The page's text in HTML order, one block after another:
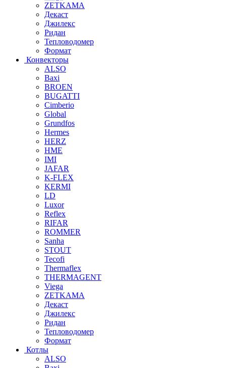
ZETKAMA
Декаст
Джилекс
Ридан
Тепловодомер
Формат
Конвекторы
ALSO
Baxi
BROEN
BUGATTI
Cimberio
Global
Grundfos
Hermes
HERZ
HME
IMI
JAFAR
K-FLEX
KERMI
LD
Luxor
Reflex
RIFAR
ROMMER
Sanha
STOUT
Tecofi
Thermaflex
THERMAGENT
Viega
ZETKAMA
Декаст
Джилекс
Ридан
Тепловодомер
Формат
Котлы
ALSO